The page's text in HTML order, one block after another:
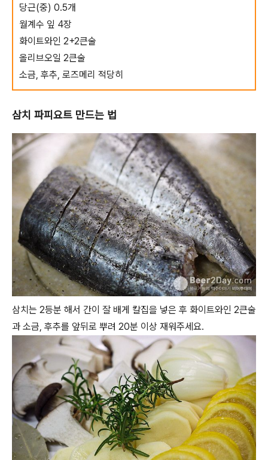
당근(중) 0.5개
월계수 잎 4장
화이트와인 2+2큰술
올리브오일 2큰술
소금, 후추, 로즈메리 적당히
삼치 파피요트 만드는 법
삼치는 2등분 해서 간이 잘 배게 칼집을 넣은 후 화이트와인 2큰술
과 소금, 후추를 앞뒤로 뿌려 20분 이상 재워주세요.